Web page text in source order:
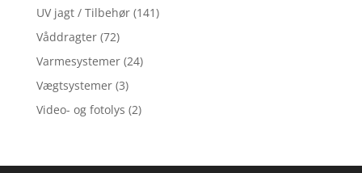
UV jagt / Tilbehør (141)
Våddragter (72)
Varmesystemer (24)
Vægtsystemer (3)
Video- og fotolys (2)